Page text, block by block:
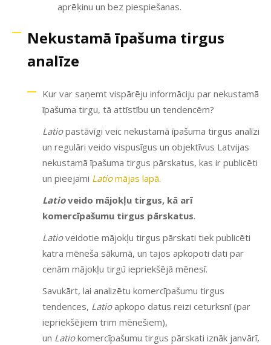
aprēķinu un bez piespiešanas.
Nekustamā īpašuma tirgus
analīze
Kur var saņemt vispārēju informāciju par nekustamā
īpašuma tirgu, tā attīstību un tendencēm?
Latiopastāvīgi veic nekustamā īpašuma tirgus analīzi
un regulāri veido vispusīgus un objektīvus Latvijas
nekustamā īpašuma tirgus pārskatus, kas ir publicēti
un pieejami Latiomājas lapā.
Latioveido mājokļu tirgus, kā arī
komercīpašumu tirgus pārskatus.
Latioveidotie mājokļu tirgus pārskati tiek publicēti
katra mēneša sākumā, un tajos apkopoti dati par
cenām mājokļu tirgū iepriekšējā mēnesī.
Savukārt, lai analizētu komercīpašumu tirgus
tendences, Latioapkopo datus reizi ceturksnī (par
iepriekšējiem trim mēnešiem),
un Latiokomercīpašumu tirgus pārskati iznāk janvārī,